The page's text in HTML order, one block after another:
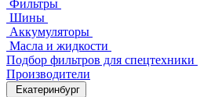
Фильтры
Шины
Аккумуляторы
Масла и жидкости
Подбор фильтров для спецтехники
Производители
Екатеринбург